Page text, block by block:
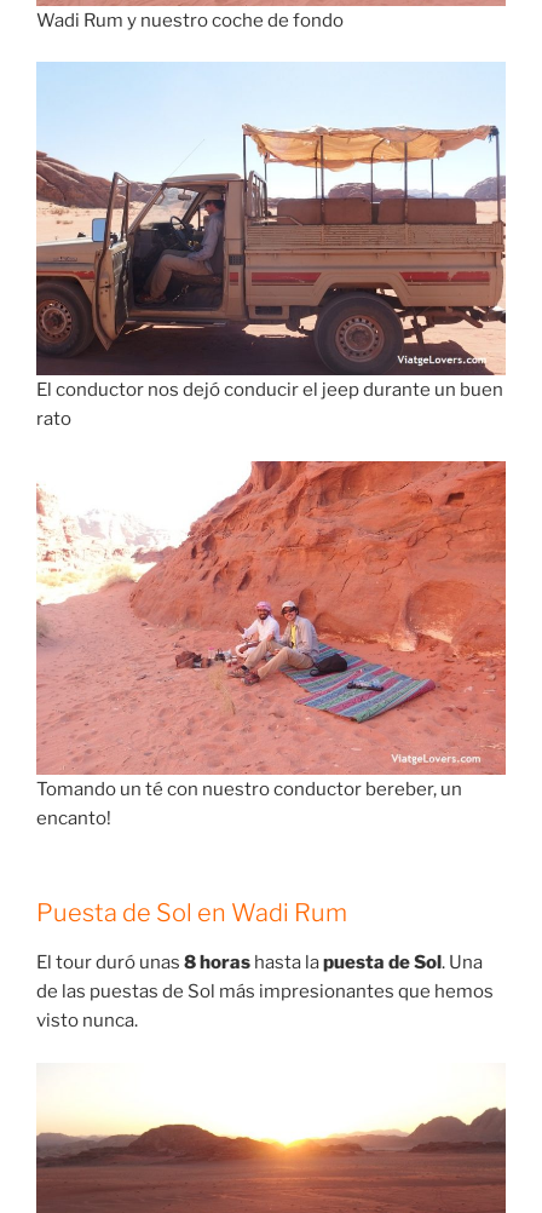
Wadi Rum y nuestro coche de fondo
El conductor nos dejó conducir el jeep durante un buen
rato
Tomando un té con nuestro conductor bereber, un
encanto!
Puesta de Sol en Wadi Rum
El tour duró unas 8 horas hasta lapuesta de Sol . Una
de las puestas de Sol más impresionantes que hemos
visto nunca.